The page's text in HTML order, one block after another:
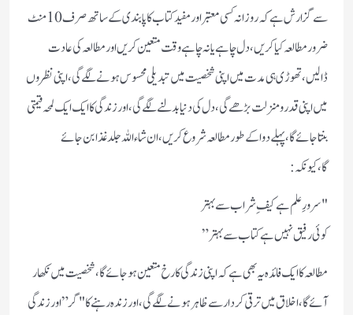
سے گزارش ہے کہ روزانہ کسی معتبر اور مفید کتاب کا پابندی کے ساتھ صرف 10 منٹ
ضرور مطالعہ کیا کریں ،دل چاہے یا نہ چاہے وقت متعین کریں اور مطالعہ کی عادت
ڈالیں،تھوڑی ہی مدت میں اپنی شخصیت میں تبدیلی محسوس ہونے لگے گی،اپنی نظروں
میں اپنی قدر ومنزلت بڑھے گی،دل کی دنیا بدلنے لگے گی،اور زندگی کا ایک ایک لمحہ قیمتی
بنتا جائے گا،پہلے دوا کے طور مطالعہ شروع کریں، ان شاء اللہ جلد غذا بن جائے
گا،کیونکہ:
"سرورِ علم ہے کیفِ شراب سے بہتر
کوئی رفیق نہیں ہے کتاب سے بہتر”
مطالعہ کا ایک فائدہ یہ بھی ہے کہ اپنی زندگی کا رخ متعین ہوجائے گا، شخصیت میں نکھار
آئےگا ، اخلاق میں ترقی کردار سے ظاہر ہونے لگےگی، اور زندہ رہنے کا "گر” اور زندگی